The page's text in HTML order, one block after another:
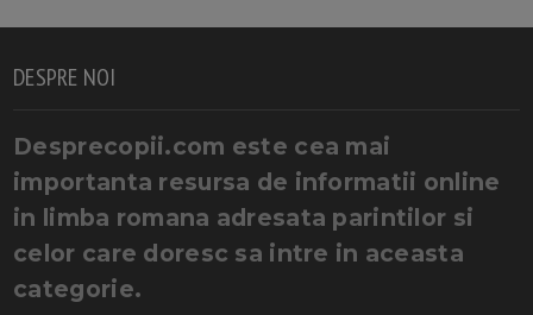
DESPRE NOI
Desprecopii.com este cea mai
importanta resursa de informatii online
in limba romana adresata parintilor si
celor care doresc sa intre in aceasta
categorie.